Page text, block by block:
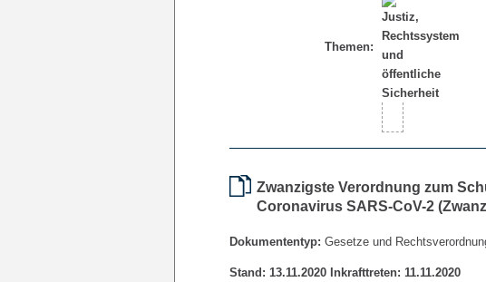
Themen:
Zwanzigste Verordnung zum
Coronavirus SARS-CoV-2
Dokumententyp: Gesetze und
Stand: 13.11.2020 Inkrafttreten: 11.11.2020